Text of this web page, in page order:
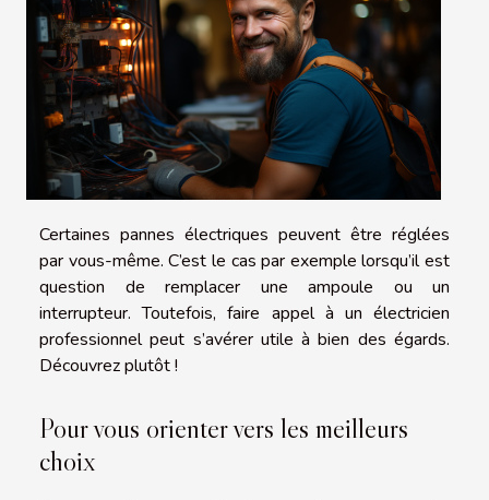
Certaines pannes électriques peuvent être réglées
par vous-même. C’est le cas par exemple lorsqu’il est
question de remplacer une ampoule ou un
interrupteur. Toutefois, faire appel à un électricien
professionnel peut s’avérer utile à bien des égards.
Découvrez plutôt !
Pour vous orienter vers les meilleurs
choix